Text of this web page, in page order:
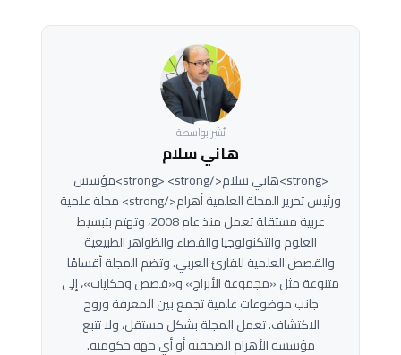
نُشر بواسطة
هاني سلام
<strong>هاني سلام</strong> <strong>مؤسس
ورئيس تحرير المجلة العلمية أهرام</strong> مجلة علمية
عربية مستقلة تعمل منذ عام 2008، وتهتم بتبسيط
العلوم والتكنولوجيا والفضاء والظواهر الطبيعية
والقصص العلمية للقارئ العربي. وتضم المجلة أقسامًا
متنوعة مثل «مجموعة الأبراج» و«قصص وحكايات»، إلى
جانب موضوعات علمية تجمع بين المعرفة وروح
الاكتشاف. تعمل المجلة بشكل مستقل، ولا تتبع
مؤسسة الأهرام الصحفية أو أي جهة حكومية.